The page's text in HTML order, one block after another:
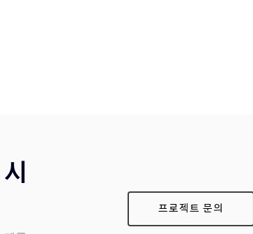
프로젝트 문의